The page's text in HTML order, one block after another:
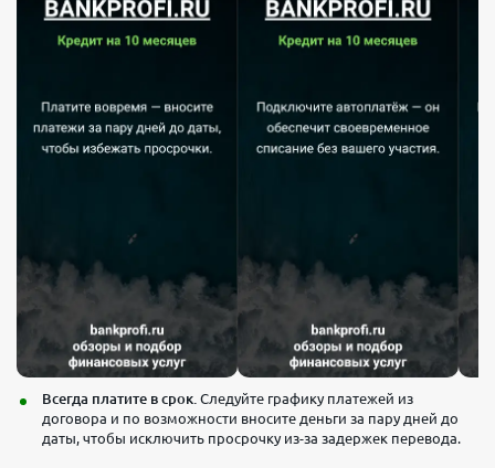
Всегда платите в срок. Следуйте графику платежей из
договора и по возможности вносите деньги за пару дней до
даты, чтобы исключить просрочку из-за задержек перевода.